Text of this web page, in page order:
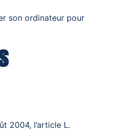
son ordinateur pour
2004, l’article L.